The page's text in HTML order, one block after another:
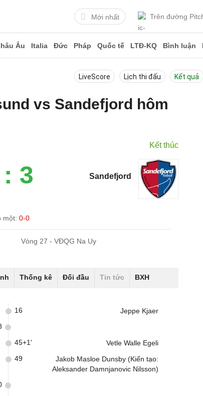
Mới nhất Trên đường
Âu Italia Đức Pháp Quốc tế LTĐ-KQ Bình luận
LiveScore Lịch thi đấu Kết quả
vs Sandefjord hôm
Kết thúc
3 Sandefjord
một:0-0
Vòng 27 - VĐQG Na Uy
Thống kê Đối đầu Tin tức BXH
Jeppe Kjaer
16
Vetle Walle Egeli
45+1'
Jakob Masloe Dunsby (Kiến tạo:
Aleksander Damnjanovic Nilsson)
49